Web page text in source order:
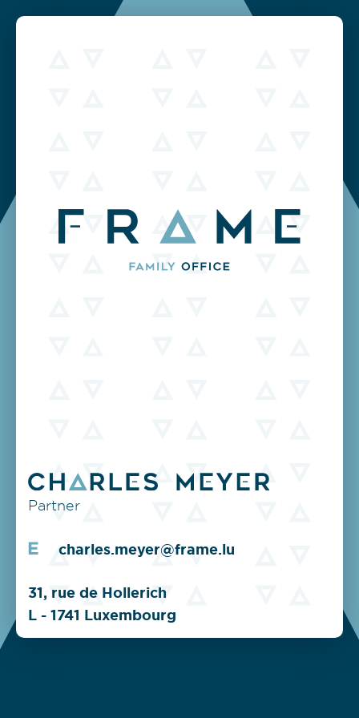
Partner
charles.meyer@frame.lu
31, rue de Hollerich
L - 1741 Luxembourg